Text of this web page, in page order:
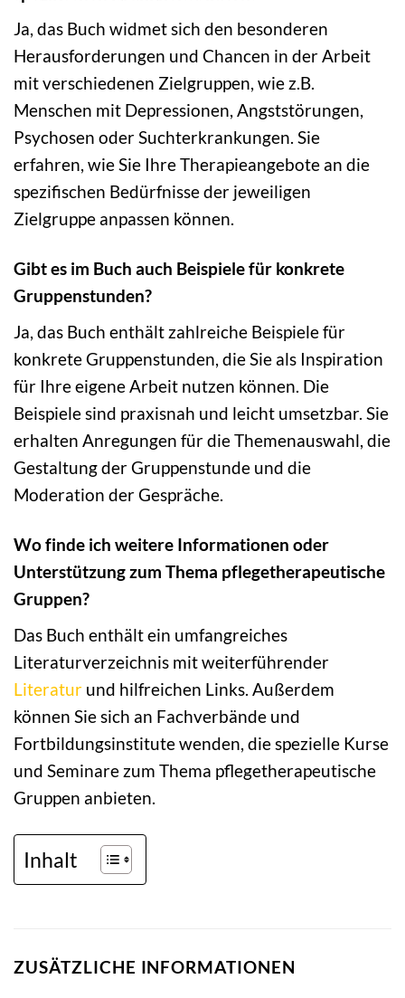
Ja, das Buch widmet sich den besonderen
Herausforderungen und Chancen in der Arbeit
mit verschiedenen Zielgruppen, wie z.B.
Menschen mit Depressionen, Angststörungen,
Psychosen oder Suchterkrankungen. Sie
erfahren, wie Sie Ihre Therapieangebote an die
spezifischen Bedürfnisse der jeweiligen
Zielgruppe anpassen können.
Gibt es im Buch auch Beispiele für konkrete
Gruppenstunden?
Ja, das Buch enthält zahlreiche Beispiele für
konkrete Gruppenstunden, die Sie als Inspiration
für Ihre eigene Arbeit nutzen können. Die
Beispiele sind praxisnah und leicht umsetzbar. Sie
erhalten Anregungen für die Themenauswahl, die
Gestaltung der Gruppenstunde und die
Moderation der Gespräche.
Wo finde ich weitere Informationen oder
Unterstützung zum Thema pflegetherapeutische
Gruppen?
Das Buch enthält ein umfangreiches
Literaturverzeichnis mit weiterführender
Literatur und hilfreichen Links. Außerdem
können Sie sich an Fachverbände und
Fortbildungsinstitute wenden, die spezielle Kurse
und Seminare zum Thema pflegetherapeutische
Gruppen anbieten.
Inhalt
ZUSÄTZLICHE INFORMATIONEN